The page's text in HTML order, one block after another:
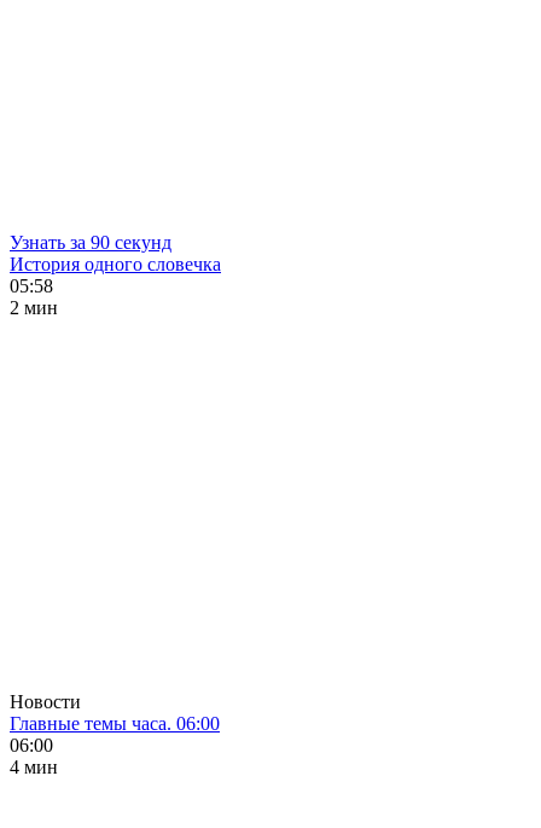
Узнать за 90 секунд
История одного словечка
05:58
2 мин
Новости
Главные темы часа. 06:00
06:00
4 мин